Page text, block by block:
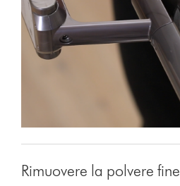
Rimuovere la polvere fine